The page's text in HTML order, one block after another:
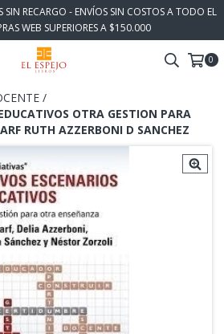
RECARGO - ENVÍOS SIN COSTOS A TODO EL
WEB SUPERIORES A $150.000
0
/
OTRA GESTION PARA
RUTH AZZERBONI D SANCHEZ